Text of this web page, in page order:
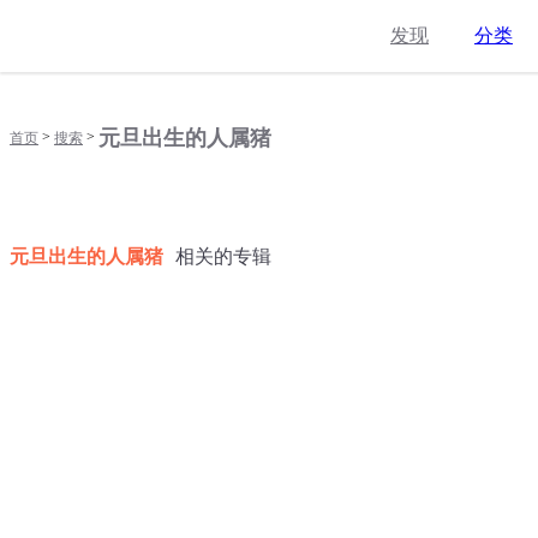
发现 分类
首页 > 搜索 > 元旦出生的人属猪
元旦出生的人属猪 相关的专辑